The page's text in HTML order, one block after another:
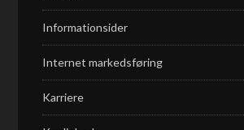
Informationsider
Internet markedsføring
Karriere